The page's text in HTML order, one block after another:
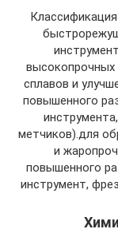
сплавов и
повышенного
метчиков).для
и
повышенного
инструмент,